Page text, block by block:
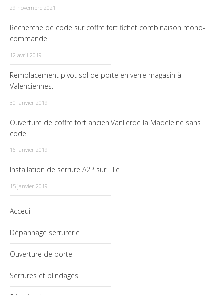
29 novembre 2021
Recherche de code sur coffre fort fichet combinaison mono-
commande.
12 avril 2019
Remplacement pivot sol de porte en verre magasin à
Valenciennes.
30 janvier 2019
Ouverture de coffre fort ancien Vanlierde la Madeleine sans
code.
16 janvier 2019
Installation de serrure A2P sur Lille
15 janvier 2019
Acceuil
Dépannage serrurerie
Ouverture de porte
Serrures et blindages